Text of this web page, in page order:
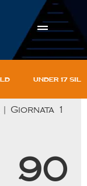
Under 17
| Giornata 1
90